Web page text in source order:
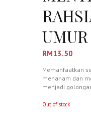
UMUR
RM13.50
Memanfaatkan
menanam dan
menjadi
Out of stock